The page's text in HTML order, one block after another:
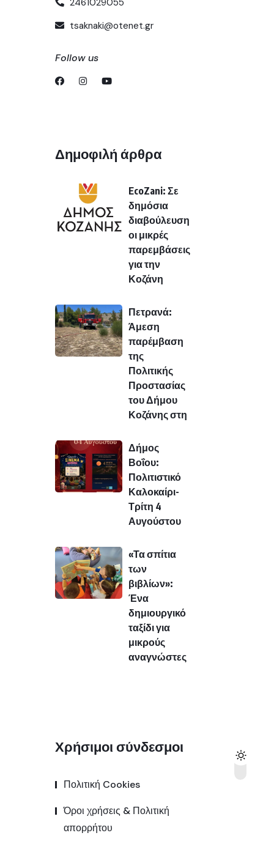
2461029055
tsaknaki@otenet.gr
Follow us
Δημοφιλή άρθρα
EcoZani: Σε
δημόσια
διαβούλευση
οι μικρές
παρεμβάσεις
για την
Κοζάνη
Πετρανά:
Άμεση
παρέμβαση
της
Πολιτικής
Προστασίας
του Δήμου
Κοζάνης στη
Δήμος
Βοΐου:
Πολιτιστικό
Καλοκαίρι-
Τρίτη 4
Αυγούστου
«Τα σπίτια
των
βιβλίων»:
Ένα
δημιουργικό
ταξίδι για
μικρούς
αναγνώστες
Χρήσιμοι σύνδεσμοι
Πολιτική Cookies
Όροι χρήσεις & Πολιτική
απορρήτου